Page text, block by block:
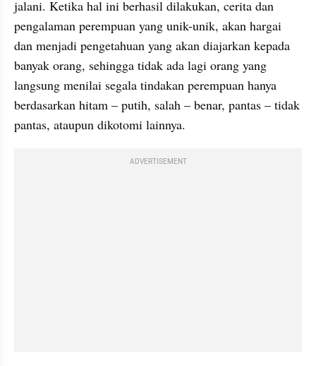
jalani. Ketika hal ini berhasil dilakukan, cerita dan
pengalaman perempuan yang unik-unik, akan hargai
dan menjadi pengetahuan yang akan diajarkan kepada
banyak orang, sehingga tidak ada lagi orang yang
langsung menilai segala tindakan perempuan hanya
berdasarkan hitam – putih, salah – benar, pantas – tidak
pantas, ataupun dikotomi lainnya.
ADVERTISEMENT